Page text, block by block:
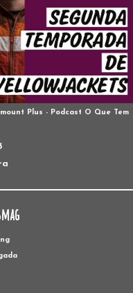
Plus - Podcast O Que Tem